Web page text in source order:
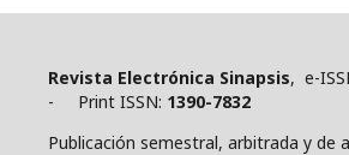
Revista Electrónica Sinapsis, e-
- Print ISSN: 1390-7832
Publicación semestral, arbitrada y de